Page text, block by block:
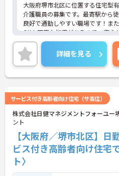
大阪府堺市北区に位置する住宅型
介護職員の募集です。最寄駅から
良好で通勤しやすい職場です！ま
OK！丁寧な指導があるので、安心
トいただける環境です◎ご興味の
ポイントお伝えしますのでご気軽に
ださい。
詳細を見る
サービス付き高齢者向け住宅（サ高住）
株式会社日健マネジメントフォーユー
ント
【大阪府／堺市北区】
ビス付き高齢者向け住宅
ト〉